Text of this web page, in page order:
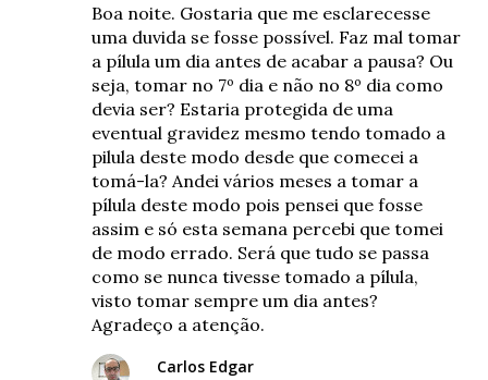
Boa noite. Gostaria que me esclarecesse
uma duvida se fosse possível. Faz mal tomar
a pílula um dia antes de acabar a pausa? Ou
seja, tomar no 7º dia e não no 8º dia como
devia ser? Estaria protegida de uma
eventual gravidez mesmo tendo tomado a
pilula deste modo desde que comecei a
tomá-la? Andei vários meses a tomar a
pílula deste modo pois pensei que fosse
assim e só esta semana percebi que tomei
de modo errado. Será que tudo se passa
como se nunca tivesse tomado a pílula,
visto tomar sempre um dia antes?
Agradeço a atenção.
Carlos Edgar